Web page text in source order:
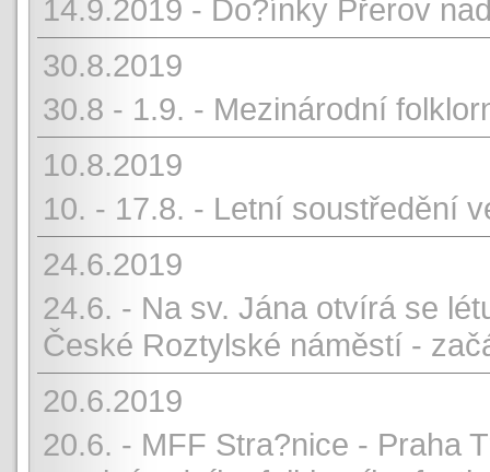
14.9.2019 - Do?ínky Přerov
30.8.2019
30.8 - 1.9. - Mezinárodní
10.8.2019
10. - 17.8. - Letní soustředění
24.6.2019
24.6. - Na sv. Jána otvírá se
České Roztylské náměstí -
20.6.2019
20.6. - MFF Stra?nice - Praha